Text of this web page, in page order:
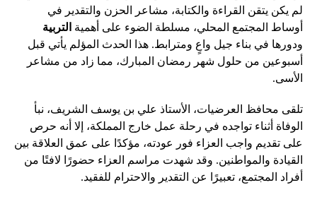
لم يكن يتقن القراءة والكتابة، مشاعر الحزن والتقدير في
أوساط المجتمع المحلي، مسلطة الضوء على أهمية التربية
ودورها في بناء جيل واعٍ ومترابط. هذا الحدث المؤلم يأتي قبل
أسبوعين من حلول شهر رمضان المبارك، مما زاد من مشاعر
الأسى.
تلقى محافظ العرضيات، الأستاذ علي بن يوسف الشريف، نبأ
الوفاة أثناء تواجده في رحلة عمل خارج المملكة، إلا أنه حرص
على تقديم واجب العزاء فور عودته، مؤكدًا على عمق العلاقة بين
القيادة والمواطنين. وقد شهدت مراسم العزاء حضورًا لافتًا من
أفراد المجتمع، تعبيرًا عن التقدير والاحترام للفقيد.